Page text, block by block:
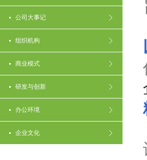
公司大事记
组织机构
商业模式
研发与创新
办公环境
企业文化